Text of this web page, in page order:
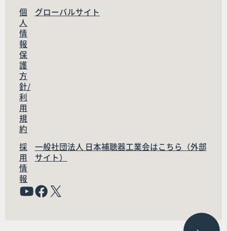
個
人
情
報
保
護
方
針/
利
用
規
約
グローバルサイト
採
用
情
報
一般社団法人 日本補聴器工業会はこちら（外部
サイト）